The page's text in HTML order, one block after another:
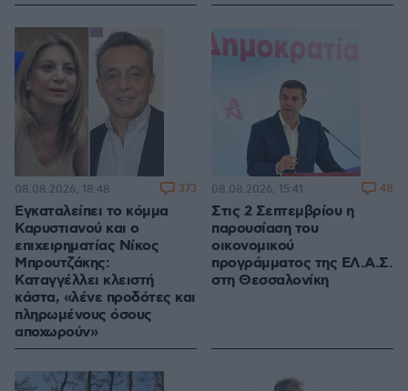
Εγκαταλείπει το κόμμα
Καρυστιανού και ο
επιχειρηματίας Νίκος
Μπρουτζάκης:
Καταγγέλλει κλειστή
κάστα, «λένε προδότες και
πληρωμένους όσους
αποχωρούν»
08.08.2026, 18:48 373
Στις 2 Σεπτεμβρίου η
παρουσίαση του
οικονομικού
προγράμματος της ΕΛ.Α.Σ.
στη Θεσσαλονίκη
08.08.2026, 15:41 48